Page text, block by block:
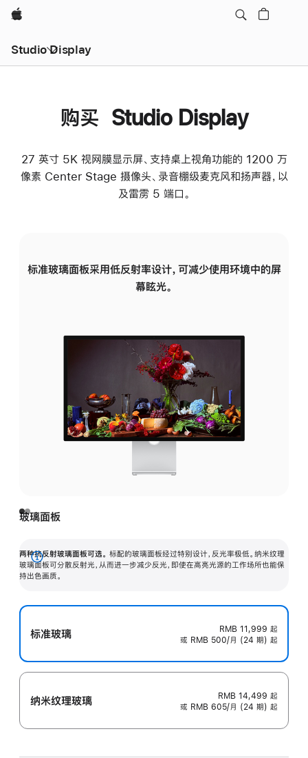
Apple
Studio Display
购买 Studio Display
27 英寸 5K 视网膜显示屏、支持桌上视角功能的 1200 万
像素 Center Stage 摄像头、录音棚级麦克风和扬声器，以
及雷雳 5 端口。
标准玻璃面板采用低反射率设计，可减少使用环境中的屏
幕眩光。
玻璃面板
两种抗反射玻璃面板可选。 标配的玻璃面板经过特别设计，反光率极低。纳米纹理
玻璃面板可分散反射光，从而进一步减少反光，即使在高亮光源的工作场所也能保
持出色画质。
展
开
标准玻璃 RMB 11,999 起
或 RMB 500/月 (24 期) 起
纳米纹理玻璃 RMB 14,499 起
或 RMB 605/月 (24 期) 起